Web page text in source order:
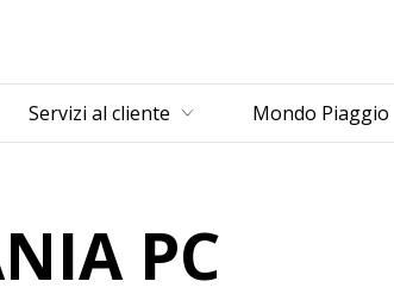
Servizi al cliente Mondo Piaggio
PC